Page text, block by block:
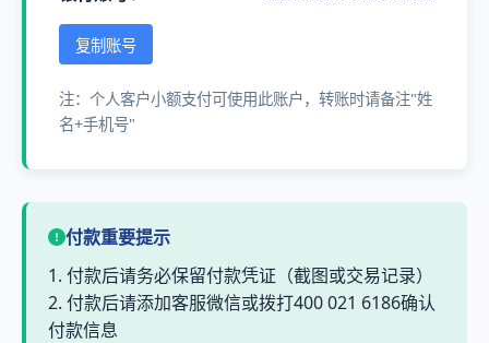
复制账号
注：个人客户小额支付可使用此账户，转账时请备注"姓
名+手机号"
付款重要提示
1. 付款后请务必保留付款凭证（截图或交易记录）
2. 付款后请添加客服微信或拨打400 021 6186确认
付款信息